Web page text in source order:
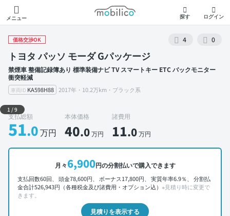
メニュー
モビリコ
探す ログイン
価格交渉OK 4 0
トヨタ パッソ モーダ Gパッケージ
禁煙車 整備記録簿あり 標準装備ナビ TV スマートキー ETC バックモニター
衝突軽減
車両ID KA598H88 2017年・10.2万km・ブラック系
外装 左前
1 /9
支払総額
51.0万円
本体価格
40.0万円
諸費用
11.0万円
月々6,900円の分割払いで購入できます
支払回数60回、 頭金78,600円、 ボーナス17,800円、 実質年率6.9％、 分割払
金合計526,943円（各種税金及び諸費用・オプション込） ※見積り時に変更で
きます。
見積りを表示する